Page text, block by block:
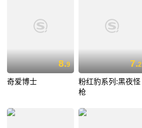
8.9
奇爱博士
7.2
粉红豹系列:黑夜怪
枪